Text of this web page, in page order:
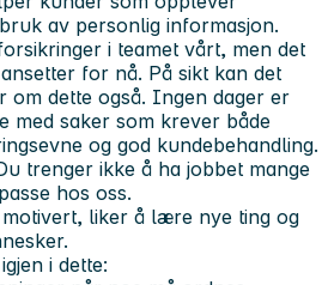
av personlig informasjon.
i teamet vårt, men det
for nå. På sikt kan det
dette også. Ingen dager er
med saker som krever både
og god kundebehandling.
trenger ikke å ha jobbet mange
hos oss.
liker å lære nye ting og
i dette: